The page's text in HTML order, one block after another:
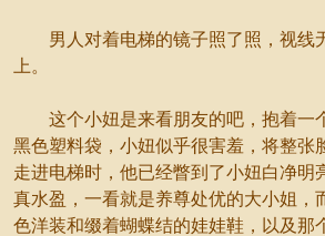
男人对着电梯的镜子照了照，视线
上。
这个小妞是来看朋友的吧，抱着一
黑色塑料袋，小妞似乎很害羞，将整张
走进电梯时，他已经瞥到了小妞白净明
真水盈，一看就是养尊处优的大小姐，
色洋装和缀着蝴蝶结的娃娃鞋，以及那